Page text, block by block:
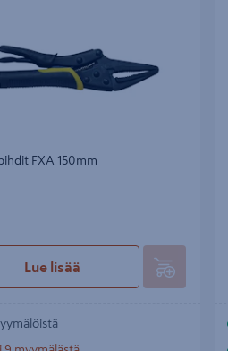
FXA 150mm
Lue lisää